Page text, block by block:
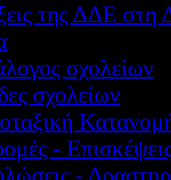
της ΔΔΕ στη
σχολείων
σχολείων
-
-